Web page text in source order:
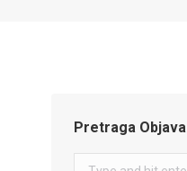
Pretraga Objava
Search: